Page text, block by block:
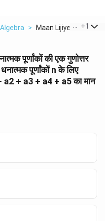
Algebra > Maan Lijiye Ki A1 A2...
+1
पूर्णांकों की एक गुणोत्तर
पूर्णांकों n के लिए
+ a3 + a4 + a5 का मान